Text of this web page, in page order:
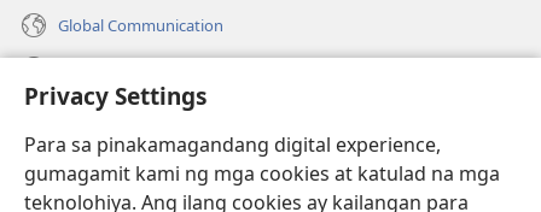
Privacy Settings
Para sa pinakamagandang digital experience,
gumagamit kami ng mga cookies at katulad na mga
teknolohiya. Ang ilang cookies ay kailangan para
Global Communication
(may
na
Watchtower ONLINE LIBRARY™
(may